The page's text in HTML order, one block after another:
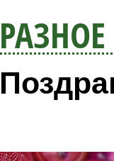
РАЗНОЕ